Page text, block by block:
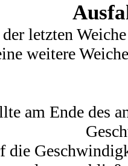
letzten
weitere
am Ende des
die